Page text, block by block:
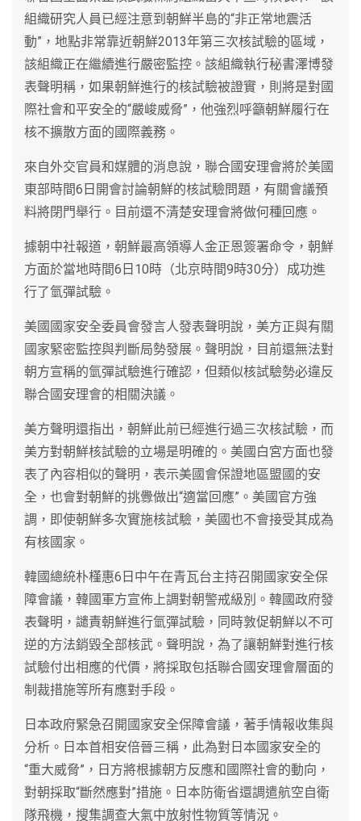
組織研究人員已經注意到朝鮮半島的“非正常地震活
動”，地點非常靠近朝鮮2013年第三次核試驗的區域，
該組織正在繼續進行嚴密監控。該組織執行秘書澤博發
表聲明稱，如果朝鮮進行的核試驗被證實，則將是對國
際社會和平安全的“嚴峻威脅”，他強烈呼籲朝鮮履行在
核不擴散方面的國際義務。
來自外交官員和媒體的消息說，聯合國安理會將於美國
東部時間6日開會討論朝鮮的核試驗問題，有關會議預
料將閉門舉行。目前還不清楚安理會將做何種回應。
據朝中社報道，朝鮮最高領導人金正恩簽署命令，朝鮮
方面於當地時間6日10時（北京時間9時30分）成功進
行了氫彈試驗。
美國國家安全委員會發言人發表聲明說，美方正與有關
國家緊密監控與判斷局勢發展。聲明說，目前還無法對
朝方宣稱的氫彈試驗進行確認，但類似核試驗勢必違反
聯合國安理會的相關決議。
美方聲明還指出，朝鮮此前已經進行過三次核試驗，而
美方對朝鮮核試驗的立場是明確的。美國白宮方面也發
表了內容相似的聲明，表示美國會保證地區盟國的安
全，也會對朝鮮的挑釁做出“適當回應”。美國官方強
調，即使朝鮮多次實施核試驗，美國也不會接受其成為
有核國家。
韓國總統朴槿惠6日中午在青瓦台主持召開國家安全保
障會議，韓國軍方宣佈上調對朝警戒級別。韓國政府發
表聲明，譴責朝鮮進行氫彈試驗，同時敦促朝鮮以不可
逆的方法銷毀全部核武。聲明說，為了讓朝鮮對進行核
試驗付出相應的代價，將採取包括聯合國安理會層面的
制裁措施等所有應對手段。
日本政府緊急召開國家安全保障會議，著手情報收集與
分析。日本首相安倍晉三稱，此為對日本國家安全的
“重大威脅”，日方將根據朝方反應和國際社會的動向，
對朝採取“斷然應對”措施。日本防衛省還調遣航空自衛
隊飛機，搜集調查大氣中放射性物質等情況。